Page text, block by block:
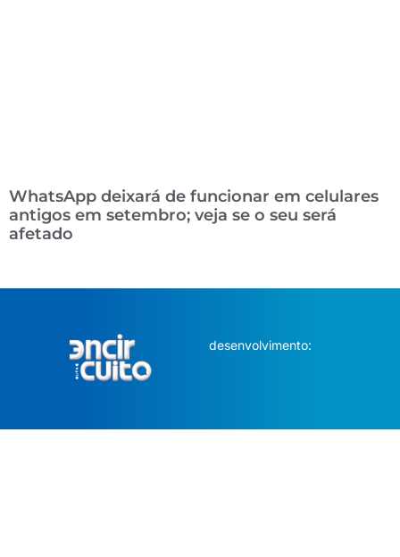
WhatsApp deixará de funcionar em celulares
antigos em setembro; veja se o seu será
afetado
desenvolvimento: